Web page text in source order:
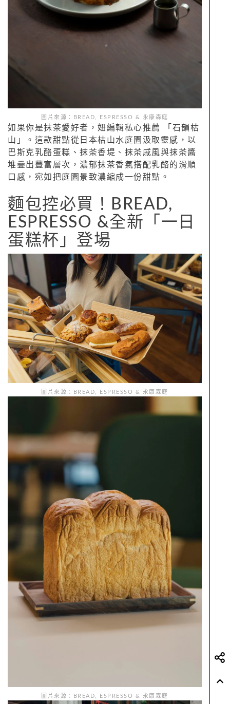
圖片來源：BREAD, ESPRESSO & 永康森庭
如果你是抹茶愛好者，妞編輯私心推薦 「石韻枯
山」。這款甜點從日本枯山水庭園汲取靈感，以
巴斯克乳酪蛋糕、抹茶香堤、抹茶戚風與抹茶醬
堆疊出豐富層次，濃郁抹茶香氣搭配乳酪的滑順
口感，宛如把庭園景致濃縮成一份甜點。
麵包控必買！BREAD,
ESPRESSO &全新「一日
蛋糕杯」登場
圖片來源：BREAD, ESPRESSO & 永康森庭
圖片來源：BREAD, ESPRESSO & 永康森庭